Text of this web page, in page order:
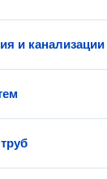
и канализации